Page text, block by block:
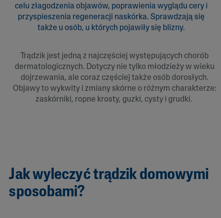
celu złagodzenia objawów, poprawienia wyglądu cery i
przyspieszenia regeneracji naskórka. Sprawdzają się
także u osób, u których pojawiły się blizny.
Trądzik jest jedną z najczęściej występujących chorób
dermatologicznych. Dotyczy nie tylko młodzieży w wieku
dojrzewania, ale coraz częściej także osób dorosłych.
Objawy to wykwity i zmiany skórne o różnym charakterze:
zaskórniki, ropne krosty, guzki, cysty i grudki.
Jak wyleczyć trądzik domowymi
sposobami?